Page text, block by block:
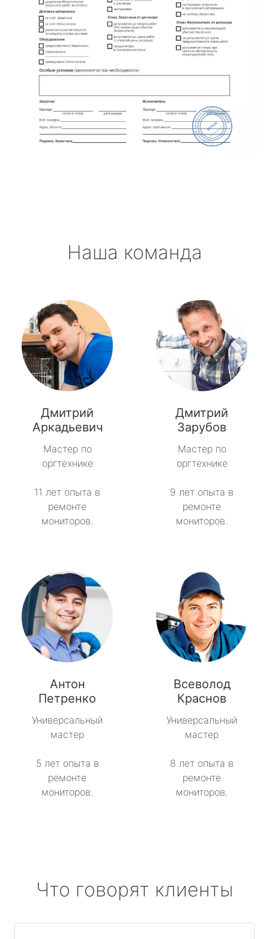
Наша команда
Дмитрий
Аркадьевич
Мастер по
оргтехнике
11 лет опыта в
ремонте
мониторов.
Дмитрий
Зарубов
Мастер по
оргтехнике
9 лет опыта в
ремонте
мониторов.
Антон
Петренко
Универсальный
мастер
5 лет опыта в
ремонте
мониторов.
Всеволод
Краснов
Универсальный
мастер
8 лет опыта в
ремонте
мониторов.
Что говорят клиенты